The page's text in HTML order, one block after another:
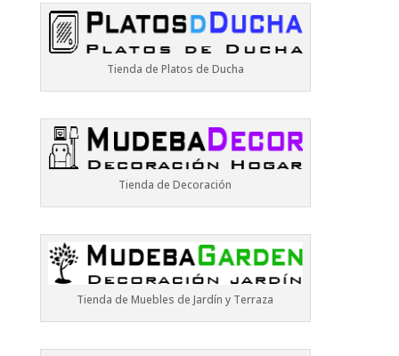
Tienda de Platos de Ducha
Tienda de Decoración
Tienda de Muebles de Jardín y Terraza